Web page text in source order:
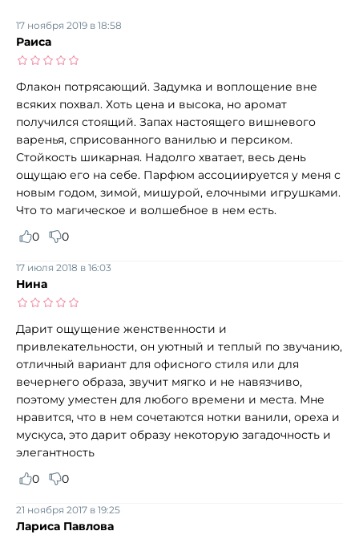
Раиса
17 ноября 2019 в 18:58
Флакон потрясающий. Задумка и воплощение вне
всяких похвал. Хоть цена и высока, но аромат
получился стоящий. Запах настоящего вишневого
варенья, сприсованного ванилью и персиком.
Стойкость шикарная. Надолго хватает, весь день
ощущаю его на себе. Парфюм ассоциируется у меня с
новым годом, зимой, мишурой, елочными игрушками.
Что то магическое и волшебное в нем есть.
0
0
Нина
17 июля 2018 в 16:03
Дарит ощущение женственности и
привлекательности, он уютный и теплый по звучанию,
отличный вариант для офисного стиля или для
вечернего образа, звучит мягко и не навязчиво,
поэтому уместен для любого времени и места. Мне
нравится, что в нем сочетаются нотки ванили, ореха и
мускуса, это дарит образу некоторую загадочность и
элегантность
0
0
Лариса Павлова
21 ноября 2017 в 19:25